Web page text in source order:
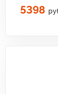
5398